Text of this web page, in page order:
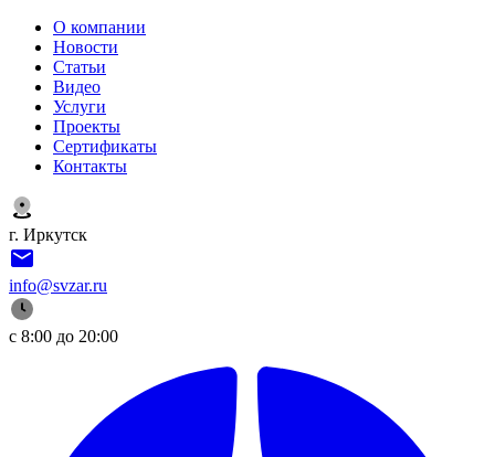
О компании
Новости
Статьи
Видео
Услуги
Проекты
Сертификаты
Контакты
г. Иркутск
info@svzar.ru
с 8:00 до 20:00